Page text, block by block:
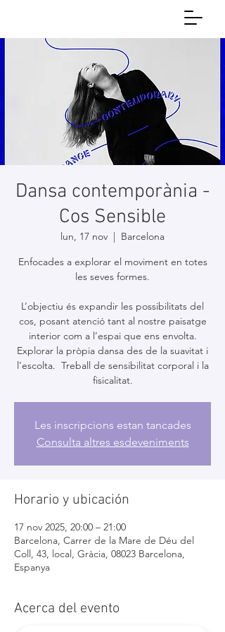
Dansa contemporània -
Cos Sensible
lun, 17 nov
  |
Barcelona
Enfocades a explorar el moviment en totes
les seves formes.
L’objectiu és expandir les possibilitats del
cos, posant atenció tant al nostre paisatge
interior com a l’espai que ens envolta.
Explorar la pròpia dansa des de la suavitat i
l’escolta. Treball de sensibilitat corporal i la
fisicalitat.
Les inscripcions estan tancades
Consulta altres esdeveniments
Horario y ubicación
17 nov 2025, 20:00 – 21:00
Barcelona, Carrer de la Mare de Déu del
Coll, 43, local, Gràcia, 08023 Barcelona,
Espanya
Acerca del evento